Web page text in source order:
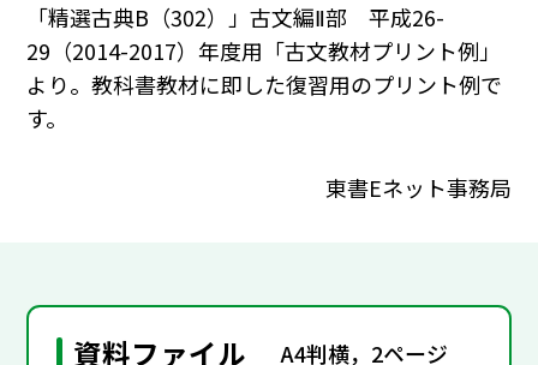
「精選古典B（302）」古文編Ⅱ部 平成26-
29（2014-2017）年度用「古文教材プリント例」
より。教科書教材に即した復習用のプリント例で
す。
東書Eネット事務局
資料ファイル A4判横，2ページ